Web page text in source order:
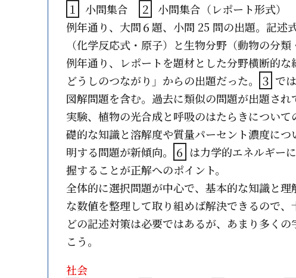
１
小問集合 ２ 小問集合（レポート形式）
例年通り、大問６題、小問 25 問の出題。記述
（化学反応式・原子）と生物分野（動物の分
例年通り、レポートを題材とした分野横断的
どうしのつながり」からの出題だった。
３ で
図解問題を含む。過去に類似の問題が出題され
実験、植物の光合成と呼吸のはたらきについて
礎的な知識と溶解度や質量パーセント濃度に
明する問題が新傾向。
６ は力学的エネルギー
握することが正解へのポイント。
全体的に選択問題が中心で、基本的な知識と
な数値を整理して取り組めば解決できるので
どの記述対策は必要ではあるが、あまり多く
こう。
社会